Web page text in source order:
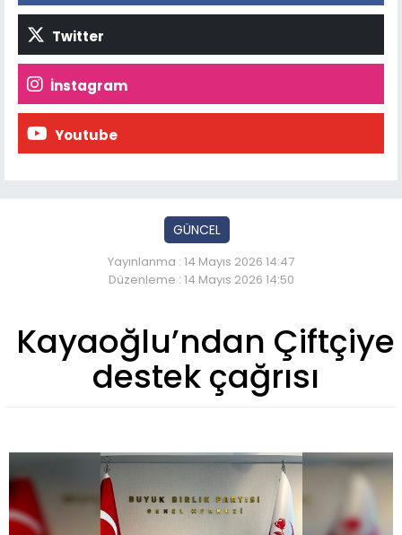
Twitter
İnstagram
Youtube
GÜNCEL
Yayınlanma : 14 Mayıs 2026 14:47
Düzenleme : 14 Mayıs 2026 14:50
Kayaoğlu’ndan Çiftçiye
destek çağrısı